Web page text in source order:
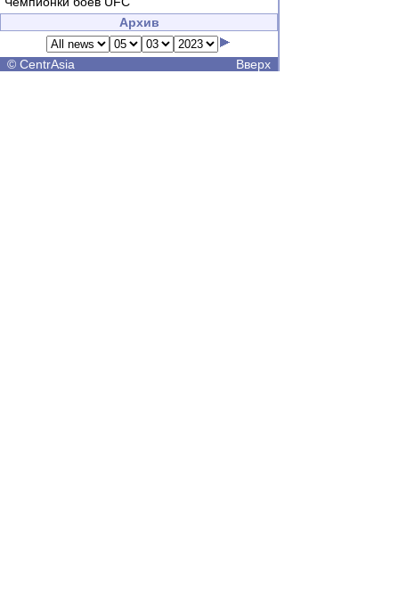
Архив
© CentrAsia Вверх